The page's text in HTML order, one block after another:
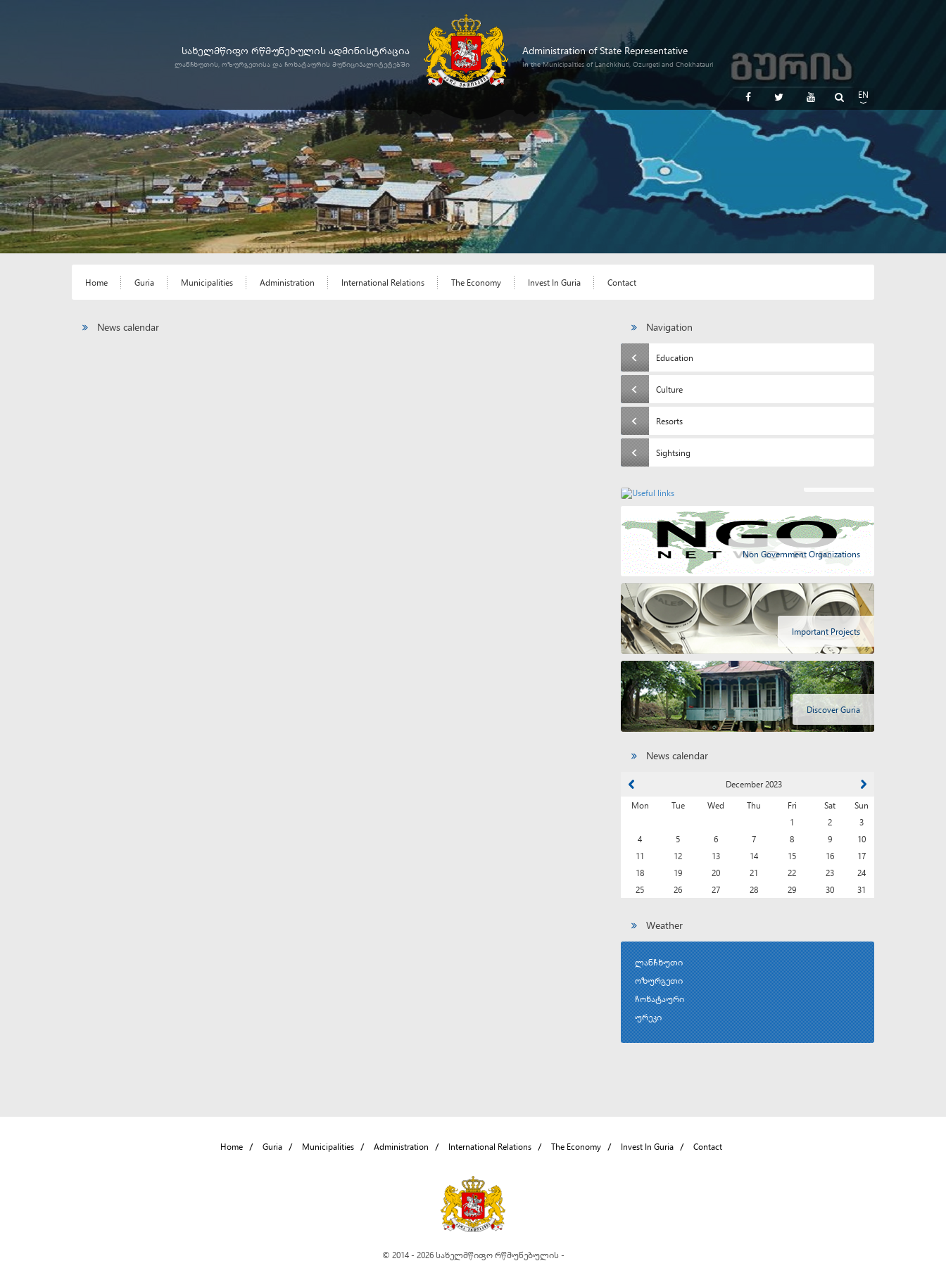
სახელმწიფო რწმუნებულის ადმინისტრაცია
ლანჩხუთის, ოზურგეთისა და ჩოხატაურის მუნიციპალიტეტებში
Administration of State Representative
In the Municipalities of Lanchkhuti, Ozurgeti and Chokhatauri
EN
RU
Home Guria Municipalities Administration International Relations The Economy Invest In Guria Contact
News calendar Navigation
Education
Culture
Resorts
Sightsing
Non Government Organizations
Important Projects
Discover Guria
News calendar
December 2023
Mon
Tue Wed Thu Fri Sat
Sun
1
2
3
4
5 6 7 8 9
10
11
12 13 14 15 16
17
18
19 20 21 22 23
24
25
26 27 28 29 30 31
Weather
ლანჩხუთი
ოზურგეთი
ჩოხატაური
ურეკი
Home Guria Municipalities Administration International Relations The Economy Invest In Guria Contact
© 2014 - 2026 სახელმწიფო რწმუნებულის -